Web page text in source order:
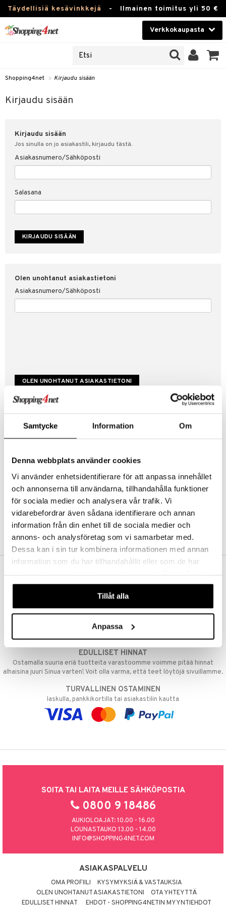
Samtycke Information Om
Denna webbplats använder cookies
Vi använder enhetsidentifierare för att anpassa innehållet
och annonserna till användarna, tillhandahålla funktioner
för sociala medier och analysera vår trafik. Vi
vidarebefordrar även sådana identifierare och annan
information från din enhet till de sociala medier och
annons- och analysföretag som vi samarbetar med.
Dessa kan i sin tur kombinera informationen med annan
information som du har tillhandahållit eller som de har
våra cookies vid fortsatt användande av vår webbplats.
Tillåt alla
Anpassa
Täydellisiä kesävinkkejä - Ilmainen toimitus yli 50 €
Verkkokaupasta
Piilolinssit
Luontaistuotteet
Fitness
Koti & Sisustus
Lelut, Lapsi & Vauva
Tuotemerkkejä
Shopping4net » Kirjaudu sisään
Kirjaudu sisään
Kirjaudu sisään
Jos sinulla on jo asiakastili, kirjaudu tästä.
Asiakasnumero/Sähköposti
Salasana
Olen unohtanut asiakastietoni
Asiakasnumero/Sähköposti
Luo uusi asiakas
Hyviä tarjouksia
Kestotilaus
Arvostele tuotteita
Toivelistat
LUO ASIAKAS
sisään
& vastauksia
myyntiehdot
suojaus
Aina maksuton vaihtoehto, huolimatta siitä ostatko yksittäisen
tuotteen tai koko tilauksellesi joka ylittää 50 €.
NOPEAT TOIMITUKSET
Ennen kello 13.00 tehdyt tilaukset lähetetään normaalisti samana
EDULLISET HINNAT
Ostamalla suuria eriä tuotteita varastoomme voimme pitää hinnat
alhaisina juuri Sinua varten! Voit olla varma, että teet löytöjä sivuillamme.
TURVALLINEN OSTAMINEN
laskulla, pankkikortilla tai asiakastilin kautta
SOITA TAI LAITA MEILLE SÄHKÖPOSTIA
0800 9 18486
AUKIOLOAJAT: 10.00 - 16.00
LOUNASTAUKO 13.00 - 14.00
INFO@SHOPPING4NET.COM
ASIAKASPALVELU
OMA PROFIILI
KYSYMYKSIÄ & VASTAUKSIA
OLEN UNOHTANUT ASIAKASTIETONI
OTA YHTEYTTÄ
EDULLISET HINNAT
EHDOT - SHOPPING4NETIN MYYNTIEHDOT